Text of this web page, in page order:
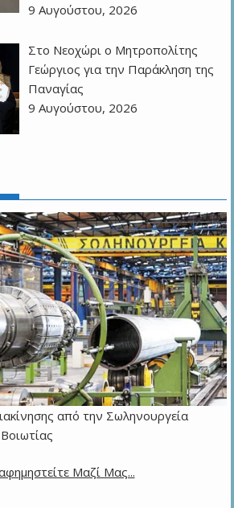
9 Αυγούστου, 2026
Στο Νεοχώρι ο Μητροπολίτης
Γεώργιος για την Παράκληση της
Παναγίας
9 Αυγούστου, 2026
από την Σωληνουργεία